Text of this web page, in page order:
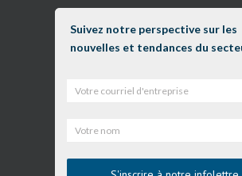
Suivez notre perspective sur les
nouvelles et tendances du